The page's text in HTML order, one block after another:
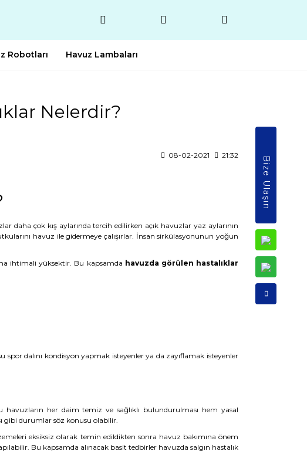
Robotları Havuz Lambaları
Nelerdir?
08-02-2021 21:32
daha çok kış aylarında tercih edilirken açık havuzlar yaz aylarının
havuz ile gidermeye çalışırlar. İnsan sirkülasyonunun yoğun
ihtimali yüksektir. Bu kapsamda havuzda görülen hastalıklar
dalını kondisyon yapmak isteyenler ya da zayıflamak isteyenler
havuzların her daim temiz ve sağlıklı bulundurulması hem yasal
gibi durumlar söz konusu olabilir.
eksiksiz olarak temin edildikten sonra havuz bakımına önem
Bu kapsamda alınacak basit tedbirler havuzda salgın hastalık
Bize Ulaşın